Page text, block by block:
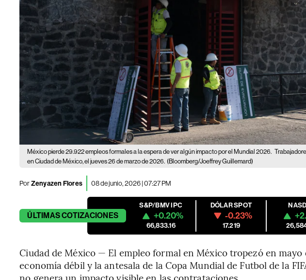
México pierde 29.922 empleos formales a la espera de ver algún impacto por el Mundial 2026.
en Ciudad de México, el jueves 26 de marzo de 2026. (Bloomberg/Joeffrey Guillemard)
PorZenyazen Flores 08 de junio, 2026 | 07:27 PM
ÚLTIMASCOTIZACIONES
S&P/BMV IPC
+0.20%
66,833.16
DÓLAR SPOT
-0.23%
17.219
Ciudad de México — El empleo formal en México tropezó en mayo
economía débil y la antesala de la Copa Mundial de Futbol de la